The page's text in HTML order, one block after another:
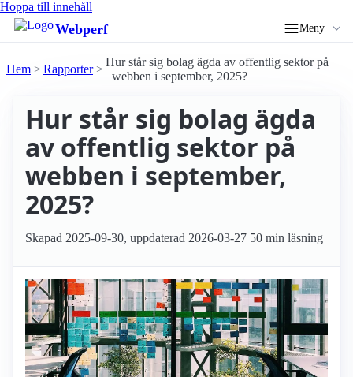
Hoppa till innehåll
Webperf Meny
Hem Rapporter
Hur står sig bolag ägda av offentlig sektor på
webben i september, 2025?
Hur står sig bolag ägda
av offentlig sektor på
webben i september,
2025?
Skapad 2025-09-30, uppdaterad 2026-03-27 50 min läsning